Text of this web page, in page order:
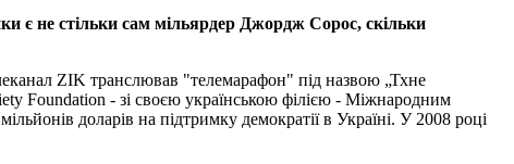
є не стільки сам мільярдер Джордж Сорос, скільки
ZIK транслював "телемарафон" під назвою „Тхне
Foundation - зі своєю українською філією - Міжнародним
доларів на підтримку демократії в Україні. У 2008 році